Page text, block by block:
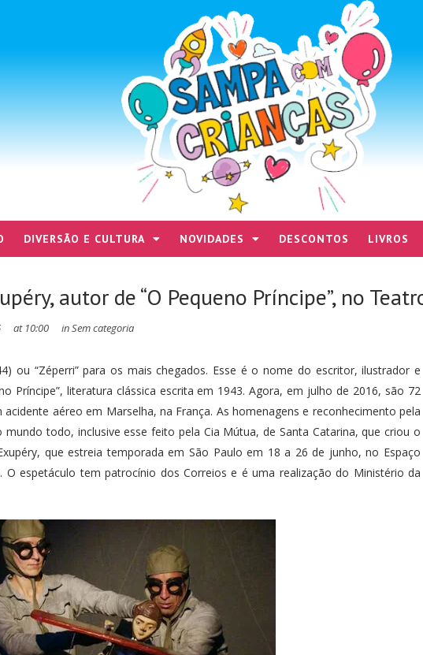
DIVERSÃO E CULTURA NOVIDADES DESCONTOS LIVROS
autor de “O Pequeno Príncipe”, no
at 10:00 inSem categoria
ou “Zéperri” para os mais chegados. Esse é o nome do escritor, ilustrador e
Príncipe”, literatura clássica escrita em 1943. Agora, em julho de 2016, são 72
aéreo em Marselha, na França. As homenagens e reconhecimento pela
todo, inclusive esse feito pela Cia Mútua, de Santa Catarina, que criou o
que estreia temporada em São Paulo em 18 a 26 de junho, no Espaço
O espetáculo tem patrocínio dos Correios e é uma realização do Ministério da